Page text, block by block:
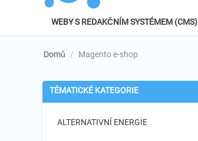
WEBY S REDAKČNÍM SYSTÉMEM (CMS)
Domů / Magento e-shop
TÉMATICKÉ KATEGORIE
ALTERNATIVNÍ ENERGIE